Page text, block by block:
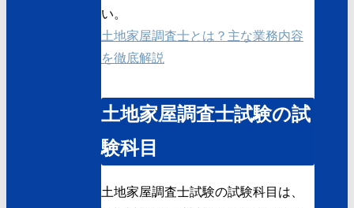
い。
土地家屋調査士とは？主な業務内容
を徹底解説
土地家屋調査士試験の試
験科目
土地家屋調査士試験の試験科目は、